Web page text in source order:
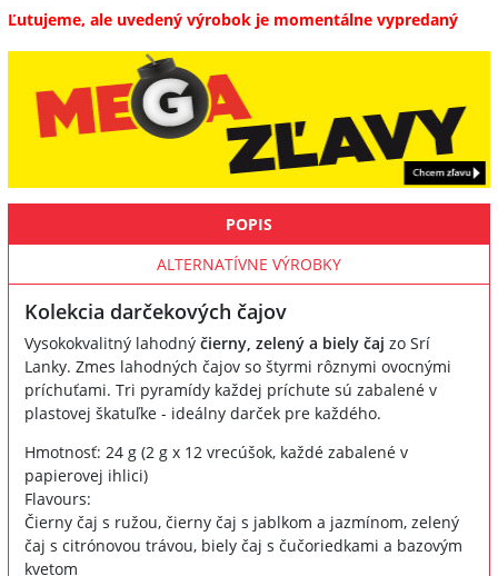
Ľutujeme, ale uvedený výrobok je momentálne vypredaný
POPIS
ALTERNATÍVNE VÝROBKY
Kolekcia darčekových čajov
Vysokokvalitný lahodný čierny, zelený a biely čaj zo Srí
Lanky. Zmes lahodných čajov so štyrmi rôznymi ovocnými
príchuťami. Tri pyramídy každej príchute sú zabalené v
plastovej škatuľke - ideálny darček pre každého.
Hmotnosť: 24 g (2 g x 12 vrecúšok, každé zabalené v
papierovej ihlici)
Flavours:
Čierny čaj s ružou, čierny čaj s jablkom a jazmínom, zelený
čaj s citrónovou trávou, biely čaj s čučoriedkami a bazovým
kvetom